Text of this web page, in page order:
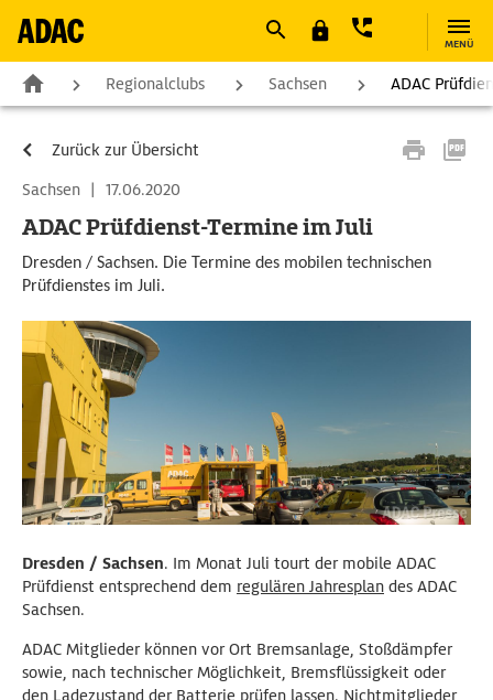
MENÜ
Regionalclubs Sachsen ADAC
Zurück zur Übersicht
Sachsen | 17.06.2020
ADAC Prüfdienst-Termine im Juli
Dresden / Sachsen. Die Termine des mobilen technischen
Prüfdienstes im Juli.
Dresden / Sachsen. Im Monat Juli tourt der mobile ADAC
Prüfdienst entsprechend dem regulären Jahresplan des ADAC
Sachsen.
ADAC Mitglieder können vor Ort Bremsanlage, Stoßdämpfer
sowie, nach technischer Möglichkeit, Bremsflüssigkeit oder